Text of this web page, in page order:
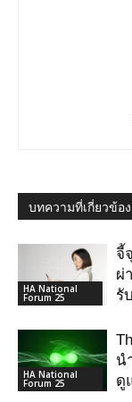
บทความที่เกี่ยวข้อง
HA National
Forum 25
จี้
ผ่
รั
HA National
Forum 25
น
ดู